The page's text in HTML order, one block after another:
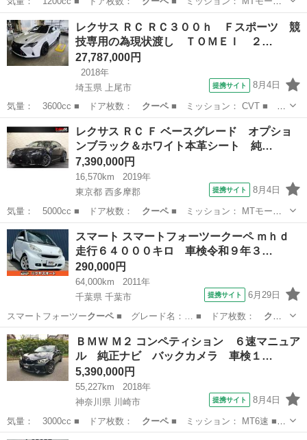
付きAT…
千葉 千葉市 ビートル
レクサス ＲＣ ＲＣ３００ｈ Ｆスポーツ 競
技専用の為現状渡し ＴＯＭＥＩ ２…
27,787,000円
2018年
埼玉県 上尾市
提携サイト 8月4日
気量： 3600cc ■ ドア枚数： クーペ■ ミッション： CVT ■ 店
舗P…
埼玉 上尾市 レクサス
レクサス ＲＣ Ｆ ベースグレード オプショ
ンブラック＆ホワイト本革シート 純…
7,390,000円
16,570km
2019年
東京都 西多摩郡
提携サイト 8月4日
気量： 5000cc ■ ドア枚数： クーペ■ ミッション： MTモード
付きAT…
東京 西多摩郡 レクサス
スマート スマートフォーツークーペ ｍｈｄ
走行６４０００キロ 車検令和９年３…
290,000円
64,000km
2011年
千葉県 千葉市
提携サイト 6月29日
スマートフォーツークーペ ■ グレード名：… ■ ドア枚数： クー
ペ■ ミッション：…
千葉 千葉市
ＢＭＷ Ｍ２ コンペティション ６速マニュア
ル 純正ナビ バックカメラ 車検１…
5,390,000円
55,227km
2018年
神奈川県 川崎市
提携サイト 8月4日
気量： 3000cc ■ ドア枚数： クーペ■ ミッション： MT6速 ■
店舗…